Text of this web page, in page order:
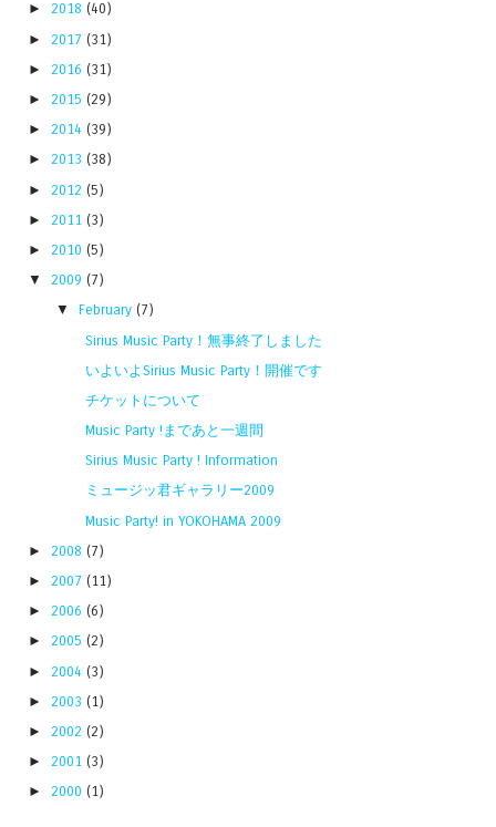
► 2018 (40)
► 2017 (31)
► 2016 (31)
► 2015 (29)
► 2014 (39)
► 2013 (38)
► 2012 (5)
► 2011 (3)
► 2010 (5)
▼ 2009 (7)
▼February (7)
Sirius Music Party！無事終了しました
いよいよSirius Music Party！開催です
チケットについて
Music Party !まであと一週間
Sirius Music Party ! Information
ミュージッ君ギャラリー2009
Music Party! in YOKOHAMA 2009
► 2008 (7)
► 2007 (11)
► 2006 (6)
► 2005 (2)
► 2004 (3)
► 2003 (1)
► 2002 (2)
► 2001 (3)
► 2000 (1)